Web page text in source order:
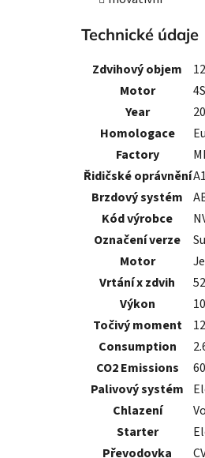
Technické údaje
Zdvihový objem
Motor
Year
Homologace
Factory
Řidičské oprávnění
Brzdový systém
Kód výrobce
Označení verze
Motor
Vrtání x zdvih
Výkon
Točivý moment
Consumption
CO2 Emissions
Palivový systém
Chlazení
Starter
Převodovka